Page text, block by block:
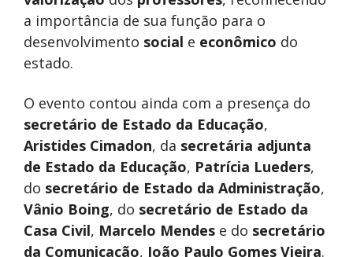
a importância de sua função para o
desenvolvimento social e econômico do
estado.
O evento contou ainda com a presença do
secretário de Estado da Educação,
Aristides Cimadon, da secretária adjunta
de Estado da Educação, Patrícia Lueders,
do secretário de Estado da Administração,
Vânio Boing, do secretário de Estado da
Casa Civil, Marcelo Mendes e do secretário
da Comunicação, João Paulo Gomes Vieira.